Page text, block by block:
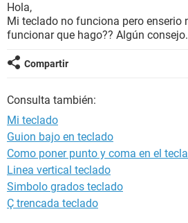
Hola,
Mi teclado no funciona pero enserio
funcionar que hago?? Algún
Compartir
Consulta también:
Mi teclado
Guion bajo en teclado
Como poner punto y coma en el
Linea vertical teclado
Simbolo grados teclado
Ç trencada teclado